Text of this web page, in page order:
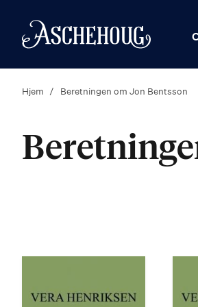
Hjem Beretningen om Jon Bentsson